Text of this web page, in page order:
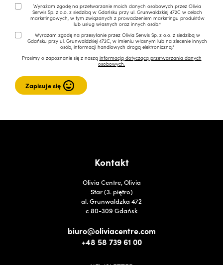
Wyrażam zgodę na przetwarzanie moich danych osobowych przez Olivia
Serwis Sp. z o.o. z siedzibą w Gdańsku przy ul. Grunwaldzkiej 472C w celach
marketingowych, w tym związanych z prowadzeniem marketingu produktów
lub usług własnych oraz innych osób.*
Wyrażam zgodę na przesyłanie przez Olivia Serwis Sp. z o.o. z siedzibą w
Gdańsku przy ul. Grunwaldzkiej 472C, w imieniu własnym lub na zlecenie innych
osób, informacji handlowych drogą elektroniczną.*
Prosimy o zapoznanie się z naszą informacją dotyczącą przetwarzania danych
osobowych.
Kontakt
Olivia Centre, Olivia
Star (3. piętro)
al. Grunwaldzka 472
c 80-309 Gdańsk
biuro@oliviacentre.com
+48 58 739 61 00